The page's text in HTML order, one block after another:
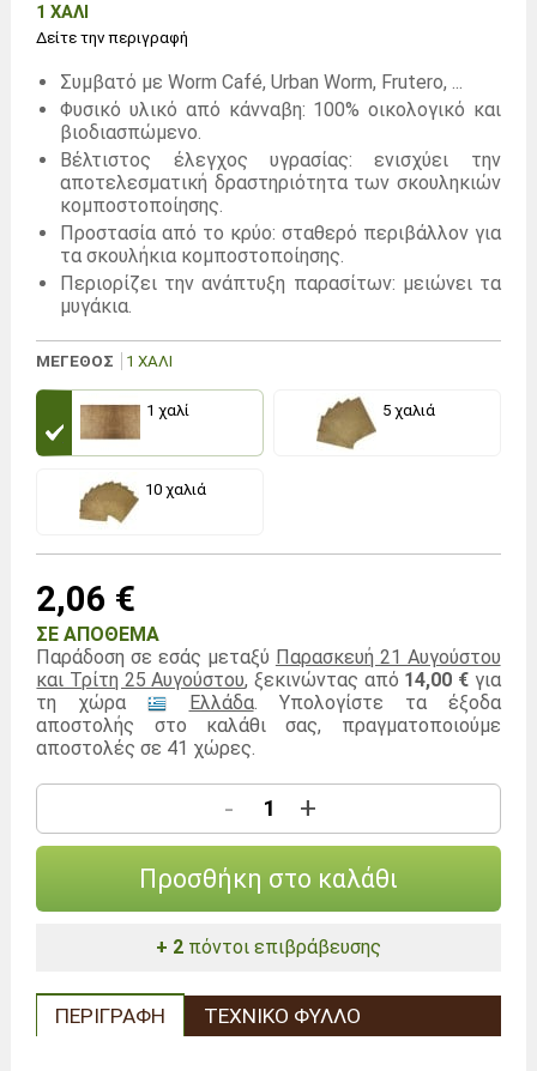
1 ΧΑΛΊ
Δείτε την περιγραφή
Συμβατό με Worm Café, Urban Worm, Frutero, ...
Φυσικό υλικό από κάνναβη: 100% οικολογικό και
βιοδιασπώμενο.
Βέλτιστος έλεγχος υγρασίας: ενισχύει την
αποτελεσματική δραστηριότητα των σκουληκιών
κομποστοποίησης.
Προστασία από το κρύο: σταθερό περιβάλλον για
τα σκουλήκια κομποστοποίησης.
Περιορίζει την ανάπτυξη παρασίτων: μειώνει τα
μυγάκια.
ΜΕΓΕΘΟΣ 1 ΧΑΛΊ
1 χαλί 5 χαλιά
10 χαλιά
2,06 €
ΣΕ ΑΠΌΘΕΜΑ
Παράδοση σε εσάς μεταξύ Παρασκευή 21 Αυγούστου
και Τρίτη 25 Αυγούστου, ξεκινώντας από 14,00 €για
τη χώρα
Ελλάδα. Υπολογίστε τα έξοδα
αποστολής στο καλάθι σας, πραγματοποιούμε
αποστολές σε 41 χώρες.
- +
Προσθήκη στο καλάθι
+ 2 πόντοι επιβράβευσης
ΠΕΡΙΓΡΑΦΉ ΤΕΧΝΙΚΌ ΦΎΛΛΟ